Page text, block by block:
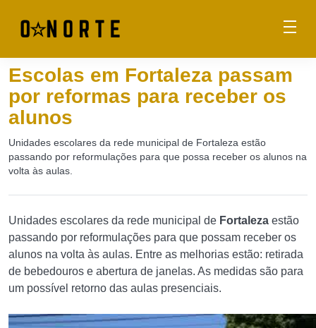
Escolas em Fortaleza passam
por reformas para receber os
alunos
Unidades escolares da rede municipal de Fortaleza estão
passando por reformulações para que possa receber os alunos na
volta às aulas.
Unidades escolares da rede municipal de Fortaleza estão
passando por reformulações para que possam receber os
alunos na volta às aulas. Entre as melhorias estão: retirada
de bebedouros e abertura de janelas. As medidas são para
um possível retorno das aulas presenciais.